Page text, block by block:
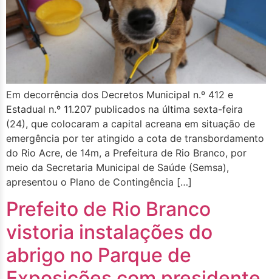
Em decorrência dos Decretos Municipal n.º 412 e
Estadual n.º 11.207 publicados na última sexta-feira
(24), que colocaram a capital acreana em situação de
emergência por ter atingido a cota de transbordamento
do Rio Acre, de 14m, a Prefeitura de Rio Branco, por
meio da Secretaria Municipal de Saúde (Semsa),
apresentou o Plano de Contingência […]
Prefeito de Rio Branco
vistoria instalações do
abrigo no Parque de